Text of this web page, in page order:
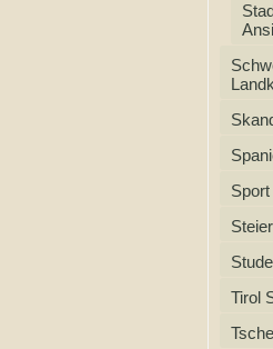
Tirol